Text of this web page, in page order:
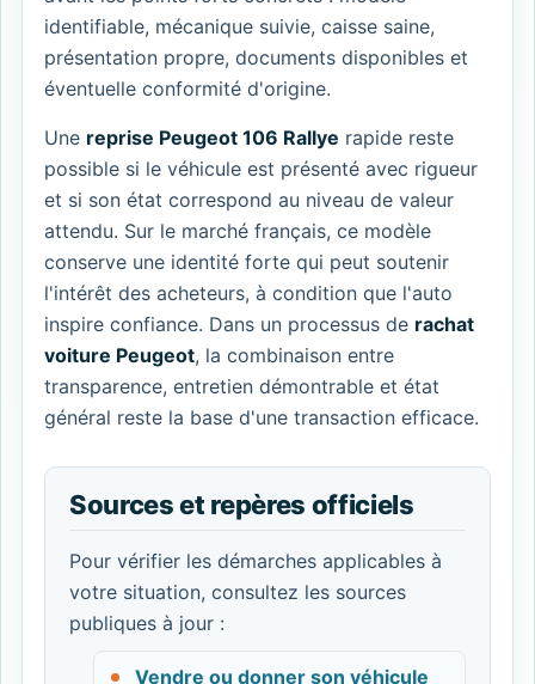
identifiable, mécanique suivie, caisse saine,
présentation propre, documents disponibles et
éventuelle conformité d'origine.
Une reprise Peugeot 106 Rallye rapide reste
possible si le véhicule est présenté avec rigueur
et si son état correspond au niveau de valeur
attendu. Sur le marché français, ce modèle
conserve une identité forte qui peut soutenir
l'intérêt des acheteurs, à condition que l'auto
inspire confiance. Dans un processus de rachat
voiture Peugeot, la combinaison entre
transparence, entretien démontrable et état
général reste la base d'une transaction efficace.
Sources et repères officiels
Pour vérifier les démarches applicables à
votre situation, consultez les sources
publiques à jour :
Vendre ou donner son véhicule